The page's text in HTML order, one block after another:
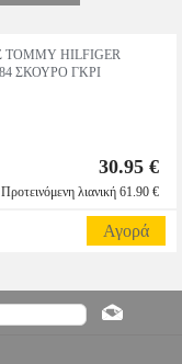
HILFIGER
ΣΚΟΥΡΟ ΓΚΡΙ
30.95 €
Προτεινόμενη λιανική 61.90 €
Αγορά